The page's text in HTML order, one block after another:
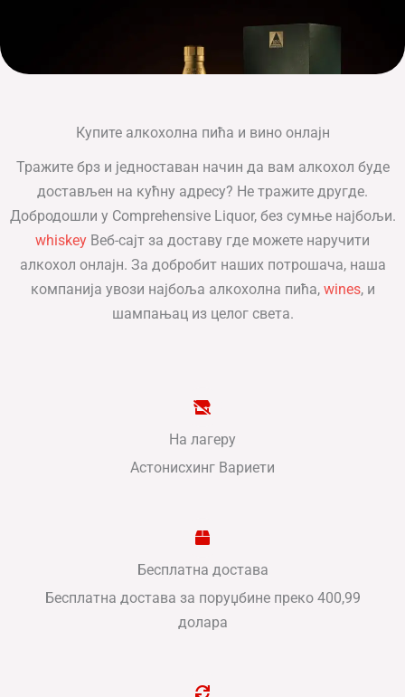
Купите алкохолна пића и вино онлајн
Тражите брз и једноставан начин да вам алкохол буде
достављен на кућну адресу? Не тражите другде.
Добродошли у Comprehensive Liquor, без сумње најбољи.
whiskey Веб-сајт за доставу где можете наручити
алкохол онлајн. За добробит наших потрошача, наша
компанија увози најбоља алкохолна пића, wines, и
шампањац из целог света.
На лагеру
Астонисхинг Вариети
Бесплатна достава
Бесплатна достава за поруџбине преко 400,99
долара